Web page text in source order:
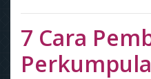
7 Cara